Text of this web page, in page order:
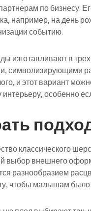
по бизнесу.
например, на день
событию.
изготавливают в
символизирующими
и этот вариант
интерьеру, особенно
классического
выбор внешнего
разнообразием
чтобы малышам было